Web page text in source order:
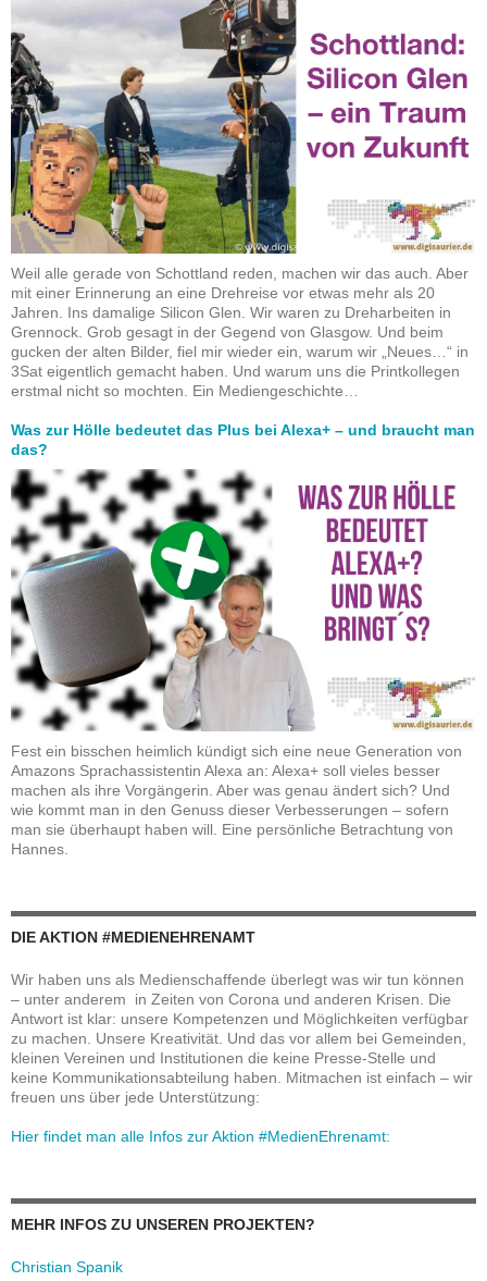
Weil alle gerade von Schottland reden, machen wir das auch. Aber
mit einer Erinnerung an eine Drehreise vor etwas mehr als 20
Jahren. Ins damalige Silicon Glen. Wir waren zu Dreharbeiten in
Grennock. Grob gesagt in der Gegend von Glasgow. Und beim
gucken der alten Bilder, fiel mir wieder ein, warum wir „Neues…“ in
3Sat eigentlich gemacht haben. Und warum uns die Printkollegen
erstmal nicht so mochten. Ein Mediengeschichte…
Was zur Hölle bedeutet das Plus bei Alexa+ – und braucht man
das?
Fest ein bisschen heimlich kündigt sich eine neue Generation von
Amazons Sprachassistentin Alexa an: Alexa+ soll vieles besser
machen als ihre Vorgängerin. Aber was genau ändert sich? Und
wie kommt man in den Genuss dieser Verbesserungen – sofern
man sie überhaupt haben will. Eine persönliche Betrachtung von
Hannes.
DIE AKTION #MEDIENEHRENAMT
Wir haben uns als Medienschaffende überlegt was wir tun können
– unter anderem in Zeiten von Corona und anderen Krisen. Die
Antwort ist klar: unsere Kompetenzen und Möglichkeiten verfügbar
zu machen. Unsere Kreativität. Und das vor allem bei Gemeinden,
kleinen Vereinen und Institutionen die keine Presse-Stelle und
keine Kommunikationsabteilung haben. Mitmachen ist einfach – wir
freuen uns über jede Unterstützung:
Hier findet man alle Infos zur Aktion #MedienEhrenamt:
MEHR INFOS ZU UNSEREN PROJEKTEN?
Christian Spanik